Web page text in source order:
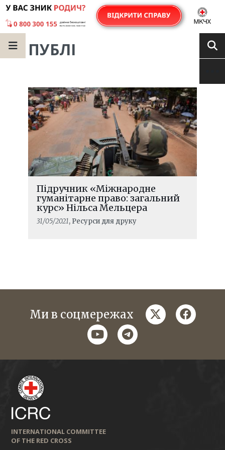
ПУБЛІ
Підручник «Міжнародне
гуманітарне право: загальний
курс» Нільса Мельцера
31/05/2021, Ресурси для друку
Ми в соцмережах twitter
youtubetelegram
INTERNATIONAL COMMITTEE
OF THE RED CROSS